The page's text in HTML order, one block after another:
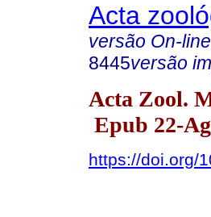
Acta
versão On-line
8445versão
Acta Zool.
Epub 22-
https://doi.org/